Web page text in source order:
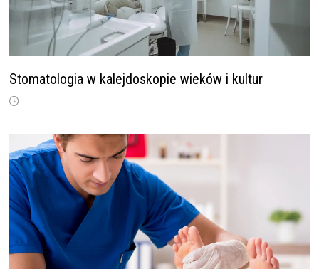
Stomatologia w kalejdoskopie wieków i kultur